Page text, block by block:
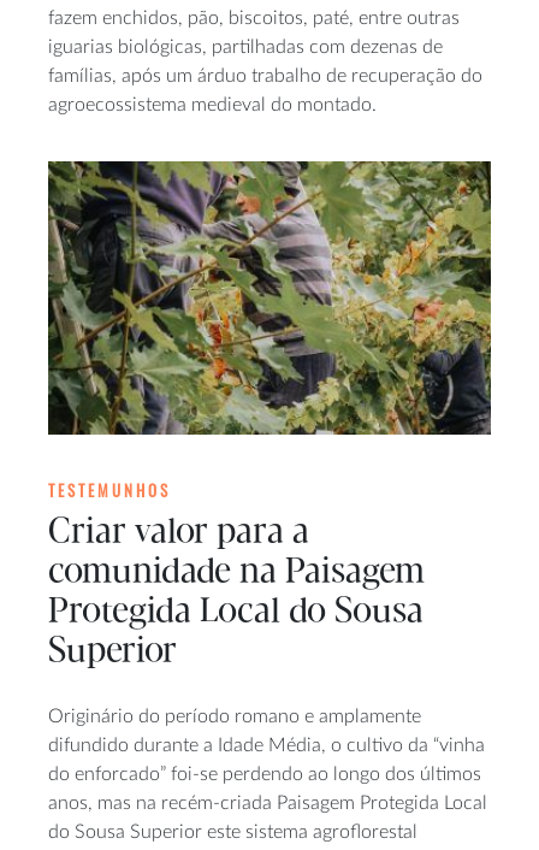
fazem enchidos, pão, biscoitos, paté, entre outras
iguarias biológicas, partilhadas com dezenas de
famílias, após um árduo trabalho de recuperação do
agroecossistema medieval do montado.
TESTEMUNHOS
Criar valor para a
comunidade na Paisagem
Protegida Local do Sousa
Superior
Originário do período romano e amplamente
difundido durante a Idade Média, o cultivo da “vinha
do enforcado” foi-se perdendo ao longo dos últimos
anos, mas na recém-criada Paisagem Protegida Local
do Sousa Superior este sistema agroflorestal